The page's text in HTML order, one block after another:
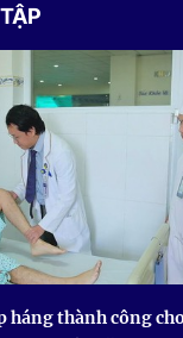
háng thành công